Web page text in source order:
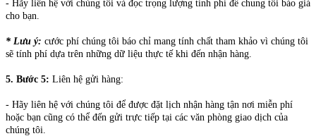
- Hãy liên hệ với chúng tôi và đọc trọng lượng tính phí để chung tôi báo giá
cho bạn.
* Lưu ý: cước phí chúng tôi báo chỉ mang tính chất tham khảo vì chúng tôi
sẽ tính phí dựa trên những dữ liệu thực tế khi đến nhận hàng.
5. Bước 5: Liên hệ gửi hàng:
- Hãy liên hệ với chúng tôi để được đặt lịch nhận hàng tận nơi miễn phí
hoặc bạn cũng có thể đến gửi trực tiếp tại các văn phòng giao dịch của
chúng tôi.